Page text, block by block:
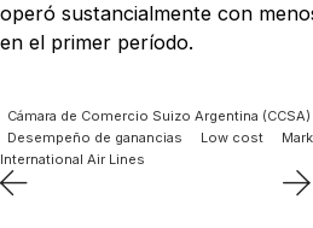
operó sustancialmente con
en el primer período.
Cámara de Comercio Suizo Argentina (CCSA)
Desempeño de ganancias
Low cost
International Air Lines